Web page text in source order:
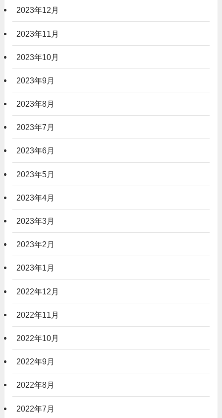
2023年12月
2023年11月
2023年10月
2023年9月
2023年8月
2023年7月
2023年6月
2023年5月
2023年4月
2023年3月
2023年2月
2023年1月
2022年12月
2022年11月
2022年10月
2022年9月
2022年8月
2022年7月